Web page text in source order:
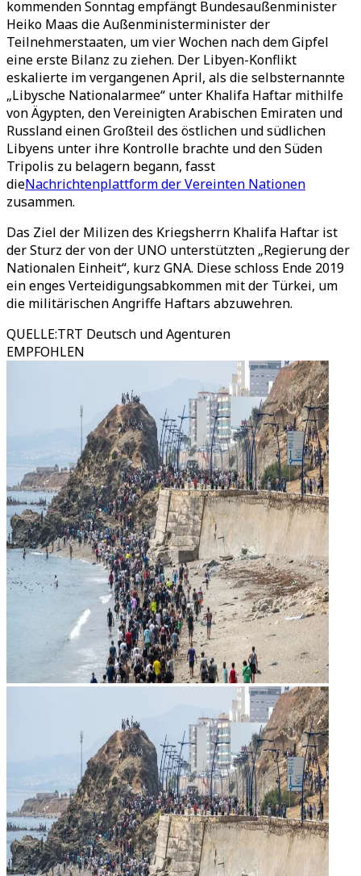
kommenden Sonntag empfängt Bundesaußenminister
Heiko Maas die Außenministerminister der
Teilnehmerstaaten, um vier Wochen nach dem Gipfel
eine erste Bilanz zu ziehen. Der Libyen-Konflikt
eskalierte im vergangenen April, als die selbsternannte
„Libysche Nationalarmee“ unter Khalifa Haftar mithilfe
von Ägypten, den Vereinigten Arabischen Emiraten und
Russland einen Großteil des östlichen und südlichen
Libyens unter ihre Kontrolle brachte und den Süden
Tripolis zu belagern begann, fasst
dieNachrichtenplattform der Vereinten Nationen
zusammen.
Das Ziel der Milizen des Kriegsherrn Khalifa Haftar ist
der Sturz der von der UNO unterstützten „Regierung der
Nationalen Einheit“, kurz GNA. Diese schloss Ende 2019
ein enges Verteidigungsabkommen mit der Türkei, um
die militärischen Angriffe Haftars abzuwehren.
QUELLE:TRT Deutsch und Agenturen
EMPFOHLEN